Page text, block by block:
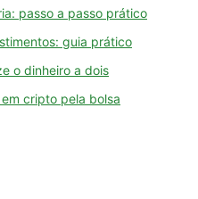
passo a passo prático
guia prático
o dinheiro a dois
cripto pela bolsa